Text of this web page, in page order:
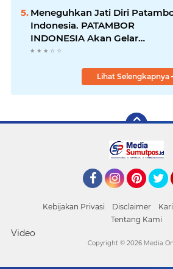
Diciduk Bersama Sabu
Meneguhkan Jati Diri
Indonesia. PATAMBOR
INDONESIA Akan Gelar
RAKERNAS II Di Jakarta.
Lihat Selengkapnya
Kebijakan Privasi Disclaimer
Tentang Kami
Video
Copyright © 2026 Media